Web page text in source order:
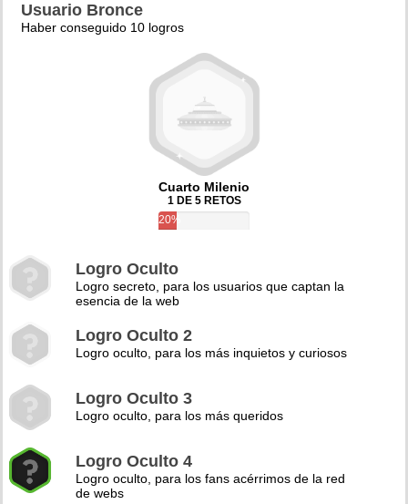
Usuario Bronce
Haber conseguido 10 logros
Cuarto Milenio
1 DE 5 RETOS
20%
Logro Oculto
Logro secreto, para los usuarios que captan la
esencia de la web
Logro Oculto 2
Logro oculto, para los más inquietos y curiosos
Logro Oculto 3
Logro oculto, para los más queridos
Logro Oculto 4
Logro oculto, para los fans acérrimos de la red
de webs